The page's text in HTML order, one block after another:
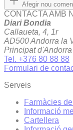
Afegir nou
CONTACTA AMB
Diari Bondia
Callaueta, 4, 1r
AD500 Andorra la
Principat d'Andorra
Tel. +376 80 88 88
Formulari de
Serveis
Farmàcies
Informació
Cartellera